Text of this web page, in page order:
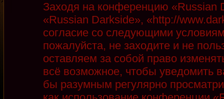
Заходя на конференцию
«Russian Darkside», «http://
согласие со следующими
пожалуйста, не заходите и не
оставляем за собой право
всё возможное, чтобы уведомить
бы разумным регулярно